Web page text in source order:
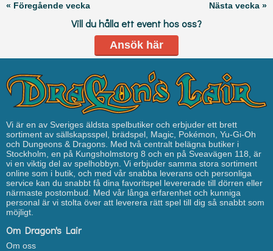
« Föregående vecka Nästa vecka »
Vill du hålla ett event hos oss?
Ansök här
Vi är en av Sveriges äldsta spelbutiker och erbjuder ett brett
sortiment av sällskapsspel, brädspel, Magic, Pokémon, Yu-Gi-Oh
och Dungeons & Dragons. Med två centralt belägna butiker i
Stockholm, en på Kungsholmstorg 8 och en på Sveavägen 118, är
vi en viktig del av spelhobbyn. Vi erbjuder samma stora sortiment
online som i butik, och med vår snabba leverans och personliga
service kan du snabbt få dina favoritspel levererade till dörren eller
närmaste postombud. Med vår långa erfarenhet och kunniga
personal är vi stolta över att leverera rätt spel till dig så snabbt som
möjligt.
Om Dragon's Lair
Om oss